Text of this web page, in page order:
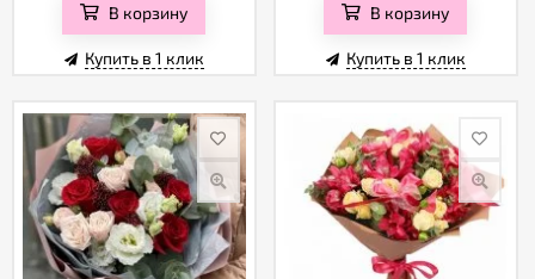
В корзину
Купить в 1 клик
В корзину
Купить в 1 клик